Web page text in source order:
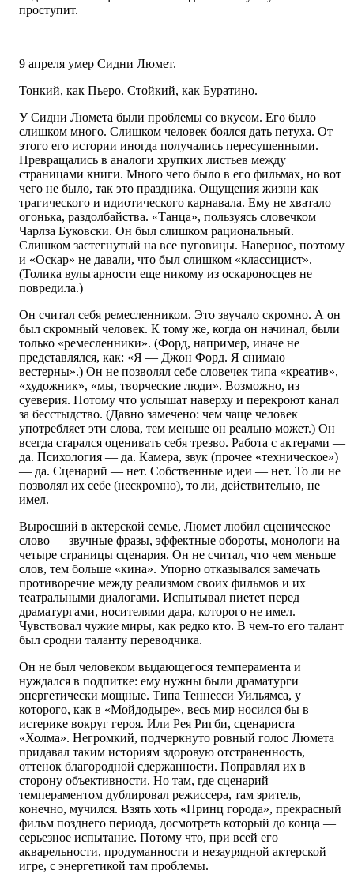
проступит.
9 апреля умер Сидни Люмет.
Тонкий, как Пьеро. Стойкий, как Буратино.
У Сидни Люмета были проблемы со вкусом. Его было
слишком много. Слишком человек боялся дать петуха. От
этого его истории иногда получались пересушенными.
Превращались в аналоги хрупких листьев между
страницами книги. Много чего было в его фильмах, но вот
чего не было, так это праздника. Ощущения жизни как
трагического и идиотического карнавала. Ему не хватало
огонька, раздолбайства. «Танца», пользуясь словечком
Чарлза Буковски. Он был слишком рациональный.
Слишком застегнутый на все пуговицы. Наверное, поэтому
и «Оскар» не давали, что был слишком «классицист».
(Толика вульгарности еще никому из оскароносцев не
повредила.)
Он считал себя ремесленником. Это звучало скромно. А он
был скромный человек. К тому же, когда он начинал, были
только «ремесленники». (Форд, например, иначе не
представлялся, как: «Я — Джон Форд. Я снимаю
вестерны».) Он не позволял себе словечек типа «креатив»,
«художник», «мы, творческие люди». Возможно, из
суеверия. Потому что услышат наверху и перекроют канал
за бесстыдство. (Давно замечено: чем чаще человек
употребляет эти слова, тем меньше он реально может.) Он
всегда старался оценивать себя трезво. Работа с актерами —
да. Психология — да. Камера, звук (прочее «техническое»)
— да. Сценарий — нет. Собственные идеи — нет. То ли не
позволял их себе (нескромно), то ли, действительно, не
имел.
Выросший в актерской семье, Люмет любил сценическое
слово — звучные фразы, эффектные обороты, монологи на
четыре страницы сценария. Он не считал, что чем меньше
слов, тем больше «кина». Упорно отказывался замечать
противоречие между реализмом своих фильмов и их
театральными диалогами. Испытывал пиетет перед
драматургами, носителями дара, которого не имел.
Чувствовал чужие миры, как редко кто. В чем-то его талант
был сродни таланту переводчика.
Он не был человеком выдающегося темперамента и
нуждался в подпитке: ему нужны были драматурги
энергетически мощные. Типа Теннесси Уильямса, у
которого, как в «Мойдодыре», весь мир носился бы в
истерике вокруг героя. Или Рея Ригби, сценариста
«Холма». Негромкий, подчеркнуто ровный голос Люмета
придавал таким историям здоровую отстраненность,
оттенок благородной сдержанности. Поправлял их в
сторону объективности. Но там, где сценарий
темпераментом дублировал режиссера, там зритель,
конечно, мучился. Взять хоть «Принц города», прекрасный
фильм позднего периода, досмотреть который до конца —
серьезное испытание. Потому что, при всей его
акварельности, продуманности и незаурядной актерской
игре, с энергетикой там проблемы.